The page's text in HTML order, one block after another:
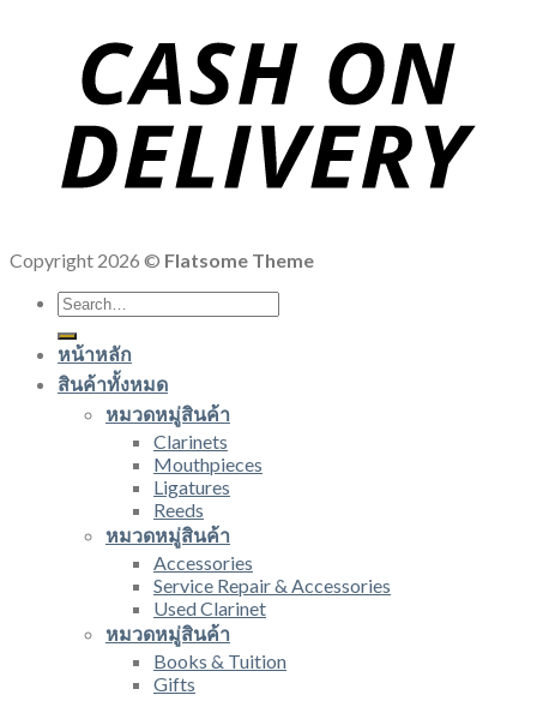
Copyright 2026 © Flatsome Theme
Search
for:
หน้าหลัก
สินค้าทั้งหมด
หมวดหมู่สินค้า
Clarinets
Mouthpieces
Ligatures
Reeds
หมวดหมู่สินค้า
Accessories
Service Repair & Accessories
Used Clarinet
หมวดหมู่สินค้า
Books & Tuition
Gifts